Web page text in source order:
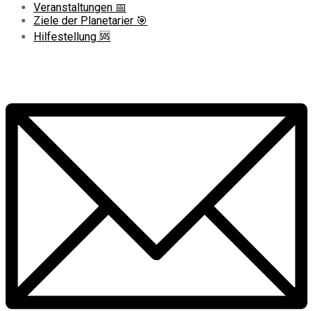
Veranstaltungen 📅
Ziele der Planetarier 🎯
Hilfestellung 🆘